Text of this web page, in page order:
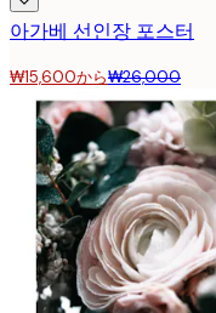
아가베 선인장 포스터
₩15,600から₩26,000